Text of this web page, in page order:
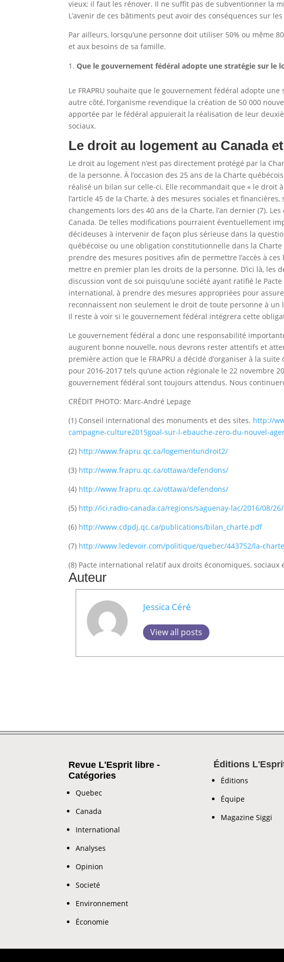
vieux; il faut les rénover. Il ne suffit pas de subventionner la
L’avenir de ces bâtiments peut avoir des conséquences sur
Par ailleurs, lorsqu’une personne doit utiliser 50% ou même
et aux besoins de sa famille.
Que le gouvernement fédéral adopte une stratégie sur
Le FRAPRU souhaite que le gouvernement fédéral adopte
autre côté, l’organisme revendique la création de 50 000
apportée par le fédéral appuierait la réalisation de leur
sociaux.
Le droit au logement au Canada
Le droit au logement n’est pas directement protégé par la
de la personne. À l’occasion des 25 ans de la Charte
réalisé un bilan sur celle-ci. Elle recommandait que « le
l’article 45 de la Charte, à des mesures sociales et
changements lors des 40 ans de la Charte, l’an dernier (7).
Canada. De telles modifications pourraient éventuellement
décideuses à intervenir de façon plus sérieuse dans la
québécoise ou une obligation constitutionnelle dans la
prendre des mesures positives afin de permettre l’accès à
mettre en premier plan les droits de la personne. D’ici là, les
discussion vont de soi puisqu’une société ayant ratifié le
international, à prendre des mesures appropriées pour
reconnaissent non seulement le droit de toute personne à un
Il reste à voir si le gouvernement fédéral intégrera cette
Le gouvernement fédéral a donc une responsabilité
augurent bonne nouvelle, nous devrons rester attentifs et
première action que le FRAPRU a décidé d’organiser à la
pour 2016-2017 tels qu’une action régionale le 22 novembre
gouvernement fédéral sont toujours attendus. Nous
CRÉDIT PHOTO: Marc-André Lepage
(1) Conseil international des monuments et des sites. http://
campagne-culture2015goal-sur-l-ebauche-zero-du-nouvel-
(2) http://www.frapru.qc.ca/logementundroit2/
(3) http://www.frapru.qc.ca/ottawa/defendons/
(4) http://www.frapru.qc.ca/ottawa/defendons/
(5) http://ici.radio-canada.ca/regions/saguenay-lac/2016/08/
(6) http://www.cdpdj.qc.ca/publications/bilan_charte.pdf
(7) http://www.ledevoir.com/politique/quebec/443752/la-
(8) Pacte international relatif aux droits économiques, sociaux
Auteur
Jessica Céré
View all posts
Revue L'Esprit libre -
Catégories
Quebec
Canada
International
Analyses
Opinion
Societé
Environnement
Économie
Éditions
Éditions
Équipe
Magazine Siggi